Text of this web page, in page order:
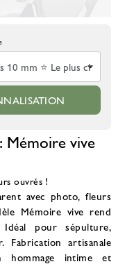
Mémoire vive
ouvrés !
avec photo, fleurs
Mémoire vive rend
Idéal pour sépulture,
artisanale
hommage intime et